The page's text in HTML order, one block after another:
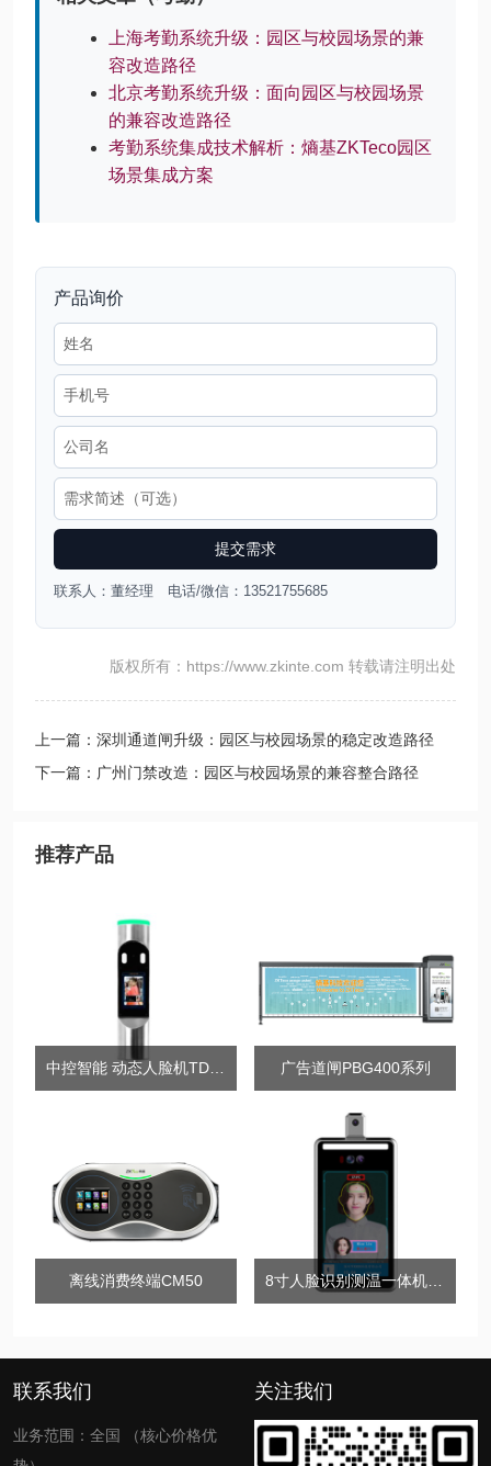
上海考勤系统升级：园区与校园场景的兼
容改造路径
北京考勤系统升级：面向园区与校园场景
的兼容改造路径
考勤系统集成技术解析：熵基ZKTeco园区
场景集成方案
产品询价
提交需求
联系人：董经理 电话/微信：13521755685
版权所有：https://www.zkinte.com 转载请注明出处
上一篇：深圳通道闸升级：园区与校园场景的稳定改造路径
下一篇：广州门禁改造：园区与校园场景的兼容整合路径
推荐产品
广告道闸PBG400系列
离线消费终端CM50
联系我们
业务范围：全国 （核心价格优
关注我们